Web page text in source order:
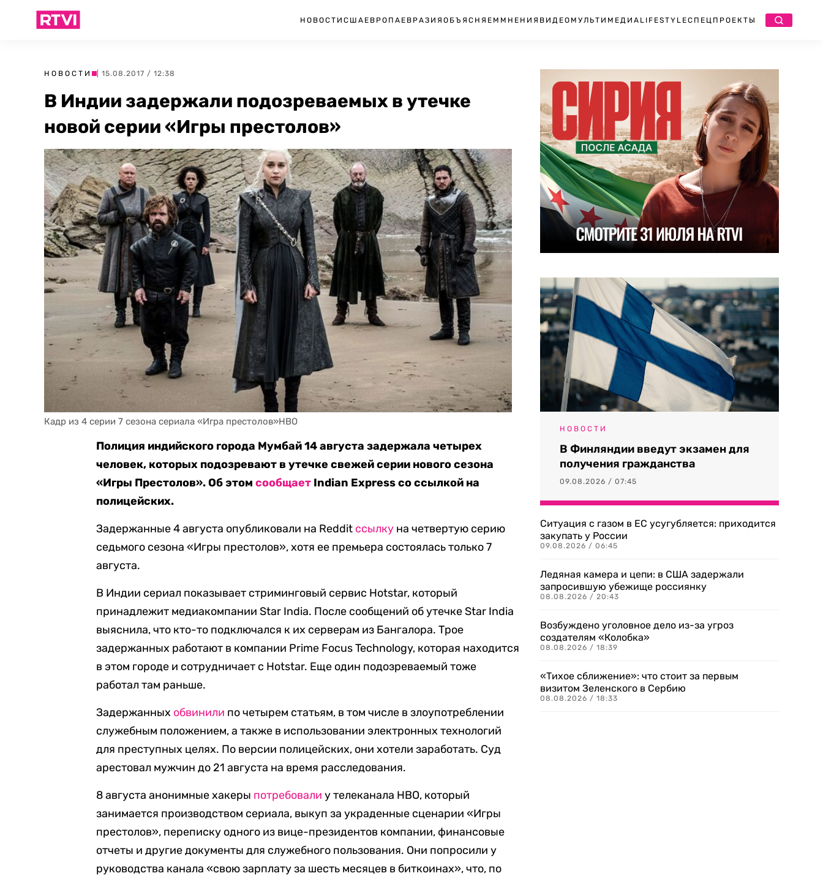
НОВОСТИ США ЕВРОПА ЕВРАЗИЯ ОБЪЯСНЯЕМ МНЕНИЯ ВИДЕО МУЛЬТИМЕДИА LIFESTYLEСПЕЦПРОЕКТЫ
НОВОСТИ | 15.08.2017 / 12:38
В Индии задержали подозреваемых в утечке
новой серии «Игры престолов»
Кадр из 4 серии 7 сезона сериала «Игра престолов»HBO
Полиция индийского города Мумбай 14 августа задержала четырех
человек, которых подозревают в утечке свежей серии нового сезона
«Игры Престолов». Об этомсообщает Indian Express со ссылкой на
полицейских.
Задержанные 4 августа опубликовали на Reddit ссылку на четвертую серию
седьмого сезона «Игры престолов», хотя ее премьера состоялась только 7
августа.
В Индии сериал показывает стриминговый сервис Hotstar, который
принадлежит медиакомпании Star India. После сообщений об утечке Star India
выяснила, что кто-то подключался к их серверам из Бангалора. Трое
задержанных работают в компании Prime Focus Technology, которая находится
в этом городе и сотрудничает с Hotstar. Еще один подозреваемый тоже
работал там раньше.
Задержанных обвинили по четырем статьям, в том числе в злоупотреблении
служебным положением, а также в использовании электронных технологий
для преступных целях. По версии полицейских, они хотели заработать. Суд
арестовал мужчин до 21 августа на время расследования.
8 августа анонимные хакеры потребовали у телеканала HBO, который
занимается производством сериала, выкуп за украденные сценарии «Игры
престолов», переписку одного из вице-президентов компании, финансовые
отчеты и другие документы для служебного пользования. Они попросили у
руководства канала «свою зарплату за шесть месяцев в биткоинах», что, по
НОВОСТИ
В Финляндии введут экзамен для
получения гражданства
09.08.2026 / 07:45
Ситуация с газом в ЕС усугубляется: приходится
закупать у России
09.08.2026 / 06:45
Ледяная камера и цепи: в США задержали
запросившую убежище россиянку
08.08.2026 / 20:43
Возбуждено уголовное дело из-за угроз
создателям «Колобка»
08.08.2026 / 18:39
«Тихое сближение»: что стоит за первым
визитом Зеленского в Сербию
08.08.2026 / 18:33